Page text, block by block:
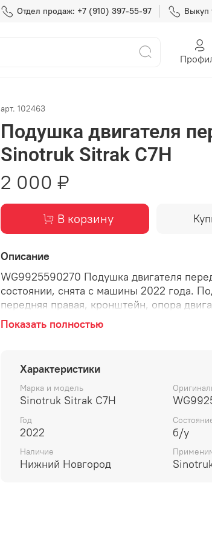
Отдел продаж: +7 (910) 397-55-97 Выкуп
арт. 102463
Подушка двигателя
Sinotruk Sitrak C7H
2 000 ₽
В корзину
Описание
WG9925590270 Подушка двигателя
состоянии, снята с машины 2022 года.
передняя правая, кронштейн, опора
передняя, универсальная, левая, правая,
Показать полностью
Характеристики
Марка и модель
Sinotruk Sitrak C7H
Год
2022 б/у
Наличие
Нижний Новгород